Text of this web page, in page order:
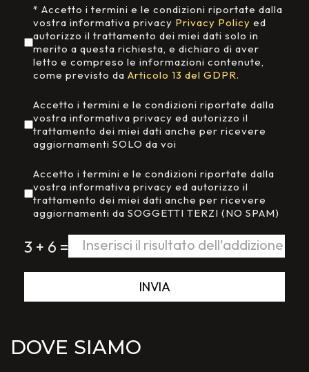
Accettazione Privacy*
* Accetto i termini e le condizioni riportate dalla
vostra informativa privacy Privacy Policy ed
autorizzo il trattamento dei miei dati solo in
merito a questa richiesta, e dichiaro di aver
letto e compreso le informazioni contenute,
come previsto da Articolo 13 del GDPR.
Aggiornamenti da Neri&Neri
Accetto i termini e le condizioni riportate dalla
vostra informativa privacy ed autorizzo il
trattamento dei miei dati anche per ricevere
aggiornamenti SOLO da voi
Aggiornamenti da terzi
Accetto i termini e le condizioni riportate dalla
vostra informativa privacy ed autorizzo il
trattamento dei miei dati anche per ricevere
aggiornamenti da SOGGETTI TERZI (NO SPAM)
3 + 6 =
INVIA
DOVE SIAMO